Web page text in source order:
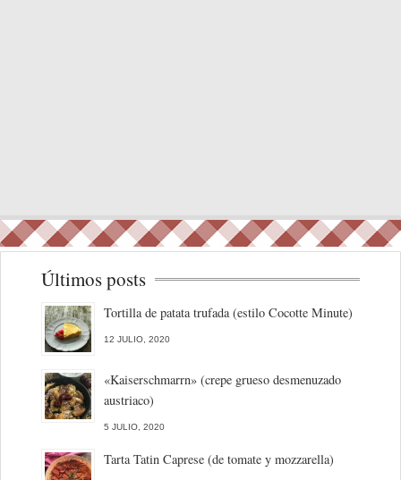
Últimos posts
Tortilla de patata trufada (estilo Cocotte Minute)
12 JULIO, 2020
«Kaiserschmarrn» (crepe grueso desmenuzado
austriaco)
5 JULIO, 2020
Tarta Tatin Caprese (de tomate y mozzarella)